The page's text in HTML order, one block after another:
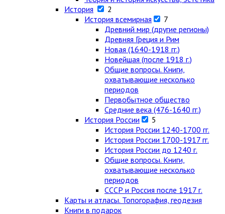
История
2
История всемирная
7
Древний мир (другие регионы)
Древняя Греция и Рим
Новая (1640-1918 гг.)
Новейшая (после 1918 г.)
Общие вопросы. Книги,
охватывающие несколько
периодов
Первобытное общество
Средние века (476-1640 гг.)
История России
5
История России 1240-1700 гг.
История России 1700-1917 гг.
История России до 1240 г.
Общие вопросы. Книги,
охватывающие несколько
периодов
СССР и Россия после 1917 г.
Карты и атласы. Топогорафия, геодезия
Книги в подарок